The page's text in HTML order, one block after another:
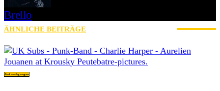
Brello
ÄHNLICHE BEITRÄGE
Ankündigungen